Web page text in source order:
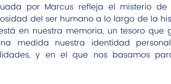
por Marcus refleja el misterio
del ser humano a lo largo de la
en nuestra memoria, un tesoro
medida nuestra identidad
y en el que nos basamos